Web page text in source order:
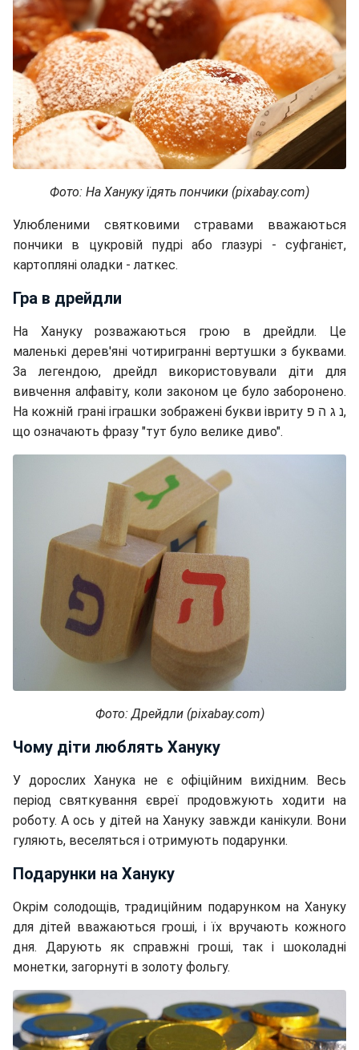
Фото: На Хануку їдять пончики (pixabay.com)
Улюбленими святковими стравами вважаються
пончики в цукровій пудрі або глазурі - суфганієт,
картопляні оладки - латкес.
Гра в дрейдли
На Хануку розважаються грою в дрейдли. Це
маленькі дерев'яні чотиригранні вертушки з буквами.
За легендою, дрейдл використовували діти для
вивчення алфавіту, коли законом це було заборонено.
На кожній грані іграшки зображені букви івриту נ ג ה פ,
що означають фразу "тут було велике диво".
Фото: Дрейдли (pixabay.com)
Чому діти люблять Хануку
У дорослих Ханука не є офіційним вихідним. Весь
період святкування євреї продовжують ходити на
роботу. А ось у дітей на Хануку завжди канікули. Вони
гуляють, веселяться і отримують подарунки.
Подарунки на Хануку
Окрім солодощів, традиційним подарунком на Хануку
для дітей вважаються гроші, і їх вручають кожного
дня. Дарують як справжні гроші, так і шоколадні
монетки, загорнуті в золоту фольгу.